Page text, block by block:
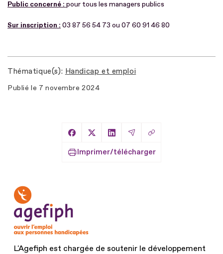
Public concerné : pour tous les managers publics
Sur inscription : 03 87 56 54 73 ou 07 60 91 46 80
Thématique(s) Handicap et emploi
Publié le 7 novembre 2024
Partager sur Facebook
Partager sur X
Partager sur LinkedIn
Partager par Email
Copier le lien
Imprimer/télécharger
L'Agefiph est chargée de soutenir le développement